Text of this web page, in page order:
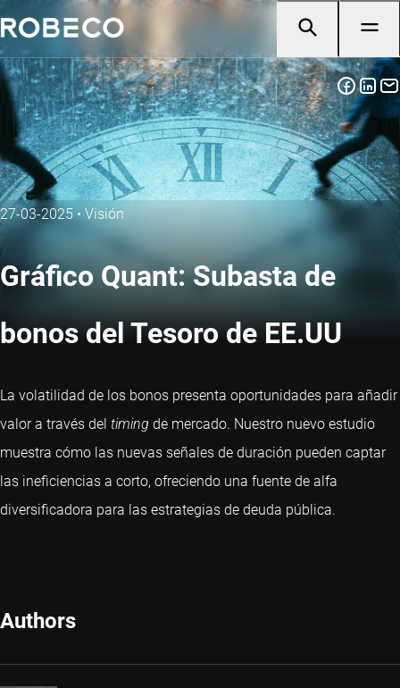
27-03-2025• Visión
Gráfico Quant: Subasta de
bonos del Tesoro de EE.UU
La volatilidad de los bonos presenta oportunidades para añadir
valor a través del timing de mercado. Nuestro nuevo estudio
muestra cómo las nuevas señales de duración pueden captar
las ineficiencias a corto, ofreciendo una fuente de alfa
diversificadora para las estrategias de deuda pública.
Authors